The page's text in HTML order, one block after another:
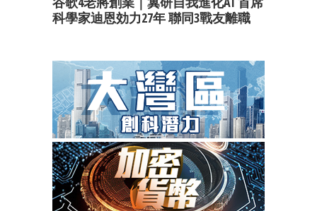
科學家迪恩効力27年 聯同3戰友離職